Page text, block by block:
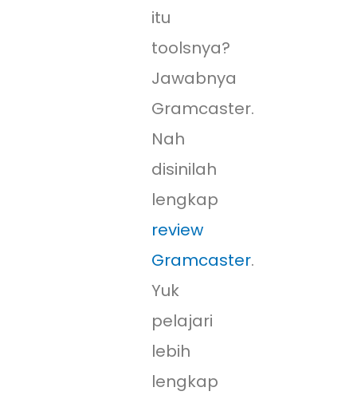
itu
toolsnya?
Jawabnya
Gramcaster.
Nah
disinilah
lengkap
review
Gramcaster.
Yuk
pelajari
lebih
lengkap